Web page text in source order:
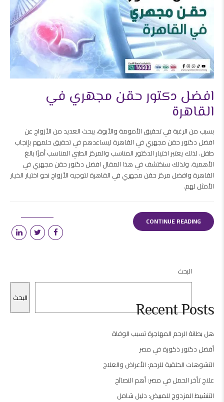
افضل دكتور حقن مجهري في
القاهرة
بسبب من الرغبة في تحقيق الأمومة والأبوة، يبحث العديد من الأزواج عن
افضل دكتور حقن مجهري في القاهرة ليساعدهم في تحقيق حلمهم بإنجاب
طفل. لذلك يعتبر اختيار الدكتور المناسب والمركز الطبي المناسب أمرًا بالغ
الأهمية. ولذلك سنكتشف في هذا المقال افضل دكتور حقن مجهري في
القاهرة وافضل مركز حقن مجهري في القاهرة لتوجيه الأزواج نحو اختيار الخيار
الأمثل لهم.
CONTINUE READING
البحث
البحث
Recent Posts
هل بطانة الرحم المهاجرة تسبب الوفاة
أفضل دكتور ذكورة في مصر
التشوهات الخلقية للرحم: الأعراض والعلاج
علاج تأخر الحمل في مصر: أهم النصائح
التنشيط المزدوج للمبيض: دليل شامل